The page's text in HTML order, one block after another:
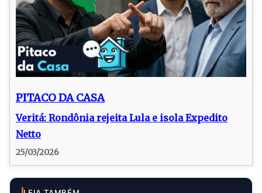
PITACO DA CASA
Veritá: Rondônia rejeita Lula e isola Expedito
Netto
25/03/2026